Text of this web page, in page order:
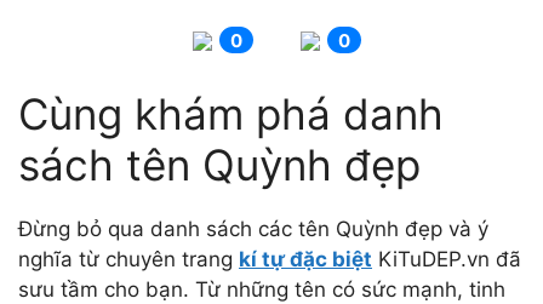
0 0
Cùng khám phá danh
sách tên Quỳnh đẹp
Đừng bỏ qua danh sách các tên Quỳnh đẹp và ý
nghĩa từ chuyên trang kí tự đặc biệt KiTuDEP.vn đã
sưu tầm cho bạn. Từ những tên có sức mạnh, tinh